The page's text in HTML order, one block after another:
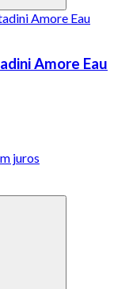
Amore Eau
juros